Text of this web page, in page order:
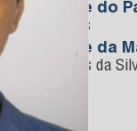
Nome do
Santos
Nome da
Gomes da